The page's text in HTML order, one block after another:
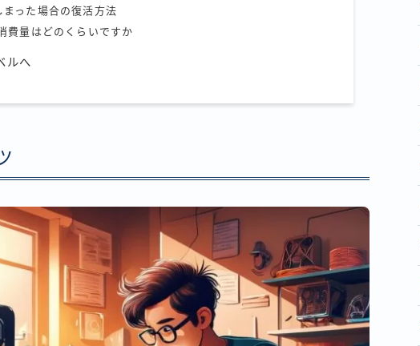
った場合の復活方法
費量はどのくらいですか
ルへ